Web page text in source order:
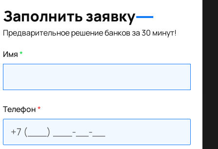
Заполнить заявку
Предварительное решение банков за 30 минут!
Имя*
Телефон*